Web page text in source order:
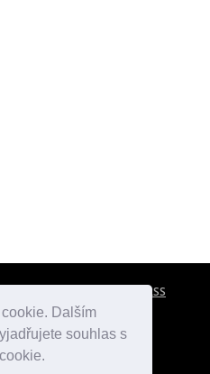
Dalším
souhlas s
RSS